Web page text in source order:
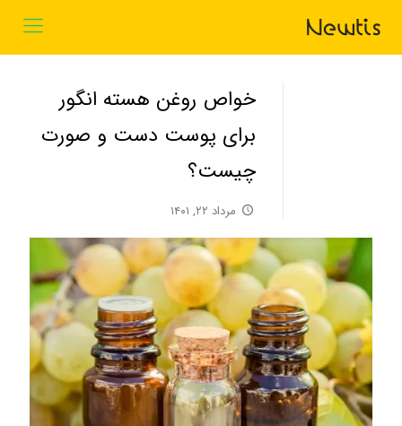
خواص روغن هسته انگور
برای پوست دست و صورت
چیست؟
مرداد ۲۲, ۱۴۰۱